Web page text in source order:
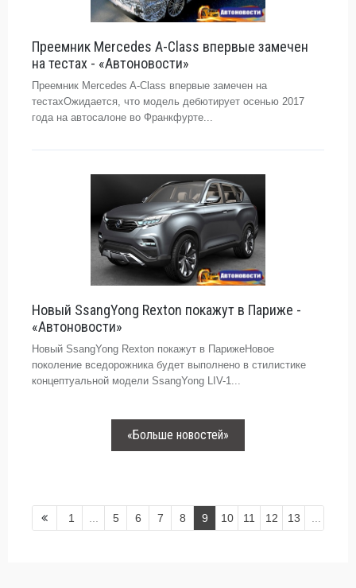
Преемник Mercedes A-Class впервые замечен
на тестах - «Автоновости»
Преемник Mercedes A-Class впервые замечен на
тестахОжидается, что модель дебютирует осенью 2017
года на автосалоне во Франкфурте...
Новый SsangYong Rexton покажут в Париже -
«Автоновости»
Новый SsangYong Rexton покажут в ПарижеНовое
поколение вседорожника будет выполнено в стилистике
концептуальной модели SsangYong LIV-1...
«Больше новостей»
1 5 6 7 8 9 10 11 12 13